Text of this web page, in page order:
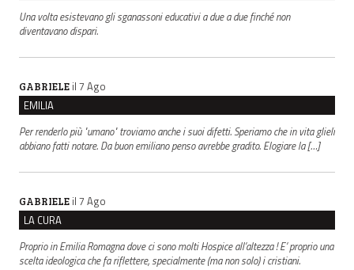
Una volta esistevano gli sganassoni educativi a due a due finché non
diventavano dispari.
GABRIELE il 7 Ago
EMILIA
Per renderlo più "umano" troviamo anche i suoi difetti. Speriamo che in vita glieli
abbiano fatti notare. Da buon emiliano penso avrebbe gradito. Elogiare la […]
GABRIELE il 7 Ago
LA CURA
Proprio in Emilia Romagna dove ci sono molti Hospice all’altezza ! E’ proprio una
scelta ideologica che fa riflettere, specialmente (ma non solo) i cristiani.